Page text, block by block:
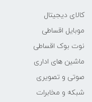
کالای دیجیتال
موبایل اقساطی
نوت بوک اقساطی
ماشین های اداری
صوتی و تصویری
شبکه و مخابرات